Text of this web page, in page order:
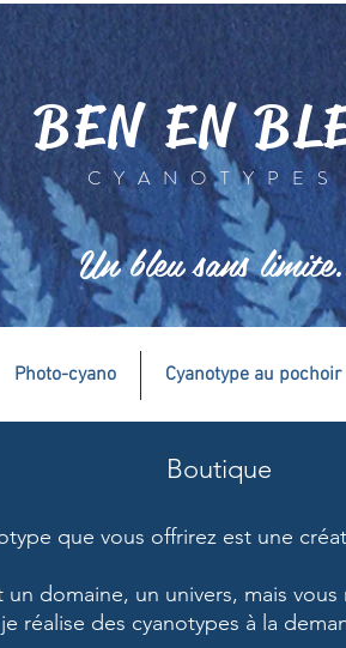
BEN EN
CYANOTYPES
Un bleu sans
Photo-cyano Cyanotype au pochoir
Boutique
que vous offrirez est une
domaine, un univers, mais
réalise des cyanotypes à la